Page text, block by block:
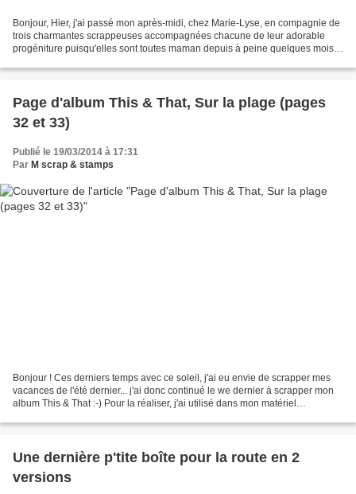
Bonjour, Hier, j'ai passé mon après-midi, chez Marie-Lyse, en compagnie de
trois charmantes scrappeuses accompagnées chacune de leur adorable
progéniture puisqu'elles sont toutes maman depuis à peine quelques mois.
Page d'album This & That, Sur la plage (pages
32 et 33)
Publié le 19/03/2014 à 17:31
Par M scrap & stamps
Bonjour ! Ces derniers temps avec ce soleil, j'ai eu envie de scrapper mes
vacances de l'été dernier... j'ai donc continué le we dernier à scrapper mon
album This & That :-) Pour la réaliser, j'ai utilisé dans mon matériel
Une dernière p'tite boîte pour la route en 2
versions